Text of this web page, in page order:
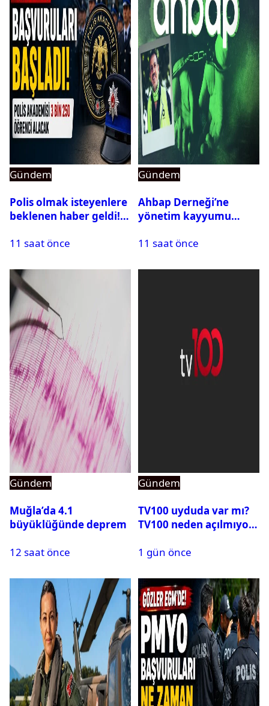
Gündem
Polis olmak isteyenlere
beklenen haber geldi!
11 saat önce
Gündem
Ahbap Derneği’ne
yönetim kayyumu
açıldı
11 saat önce
Gündem
Muğla’da 4.1
büyüklüğünde deprem
12 saat önce
Gündem
TV100 uyduda var mı?
TV100 neden açılmıyor?
1 gün önce